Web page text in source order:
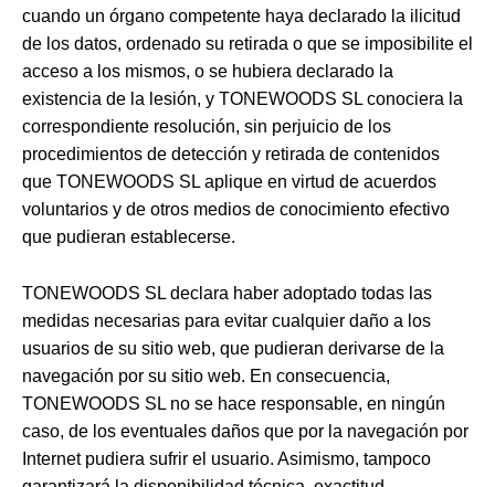
cuando un órgano competente haya declarado la ilicitud
de los datos, ordenado su retirada o que se imposibilite el
acceso a los mismos, o se hubiera declarado la
existencia de la lesión, y TONEWOODS SL conociera la
correspondiente resolución, sin perjuicio de los
procedimientos de detección y retirada de contenidos
que TONEWOODS SL aplique en virtud de acuerdos
voluntarios y de otros medios de conocimiento efectivo
que pudieran establecerse.
TONEWOODS SL declara haber adoptado todas las
medidas necesarias para evitar cualquier daño a los
usuarios de su sitio web, que pudieran derivarse de la
navegación por su sitio web. En consecuencia,
TONEWOODS SL no se hace responsable, en ningún
caso, de los eventuales daños que por la navegación por
Internet pudiera sufrir el usuario. Asimismo, tampoco